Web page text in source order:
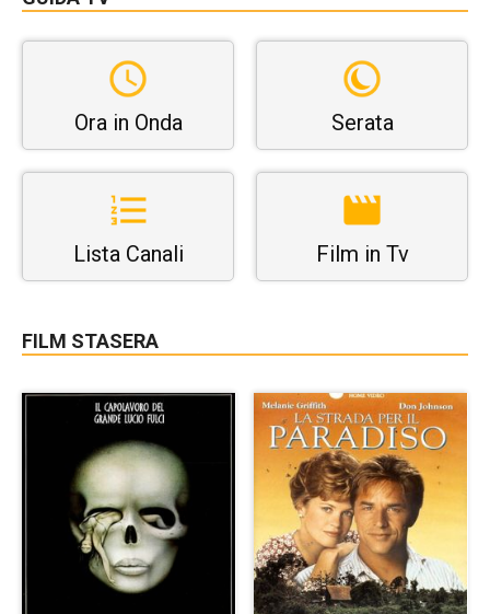
Ora in Onda Serata
Lista Canali Film in Tv
FILM STASERA